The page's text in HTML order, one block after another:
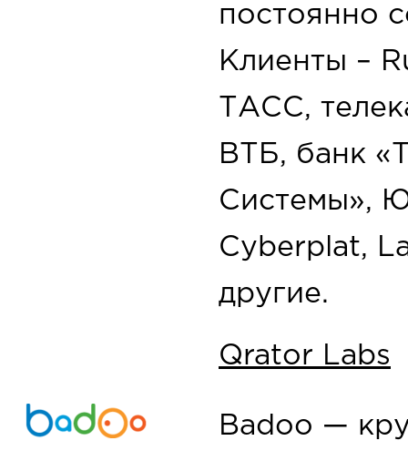
постоянно
Клиенты –
ТАСС,
ВТБ, банк
Системы»,
Cyberplat,
другие.
Qrator Labs
Badoo —